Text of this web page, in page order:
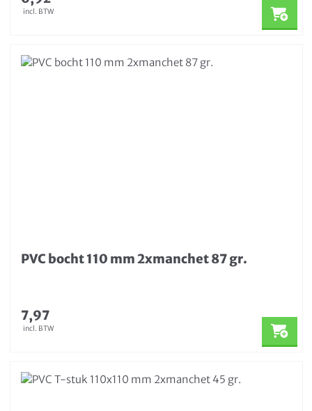
incl. BTW
PVC bocht 110 mm 2xmanchet 87 gr.
7,97
incl. BTW